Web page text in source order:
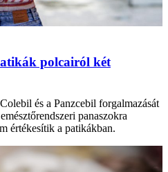
polcairól két
és a Panzcebil forgalmazását
panaszokra
értékesítik a patikákban.